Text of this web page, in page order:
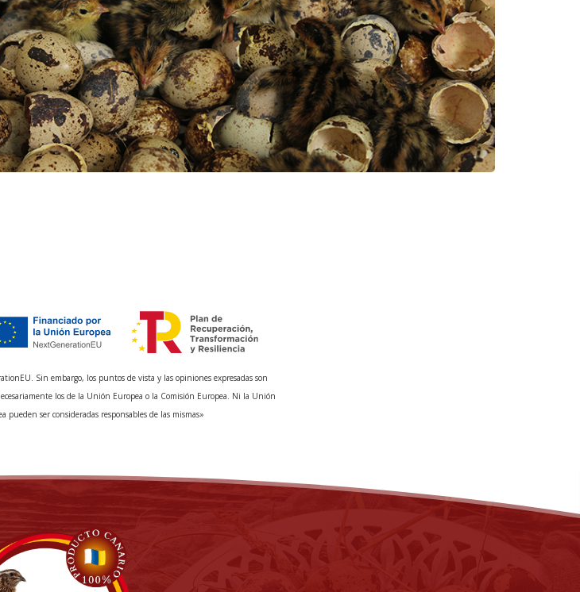
Sin embargo, los puntos de vista y las opiniones expresadas son
los de la Unión Europea o la Comisión Europea. Ni la Unión
pueden ser consideradas responsables de las mismas»